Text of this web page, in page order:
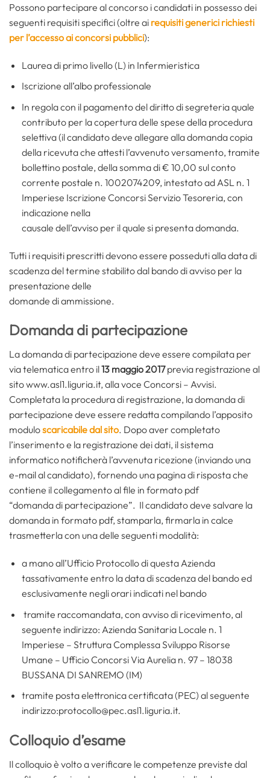
Possono partecipare al concorso i candidati in possesso dei
seguenti requisiti specifici (oltre ai requisiti generici richiesti
per l’accesso ai concorsi pubblici):
Laurea di primo livello (L) in Infermieristica
Iscrizione all’albo professionale
In regola con il pagamento del diritto di segreteria quale
contributo per la copertura delle spese della procedura
selettiva (il candidato deve allegare alla domanda copia
della ricevuta che attesti l’avvenuto versamento, tramite
bollettino postale, della somma di € 10,00 sul conto
corrente postale n. 1002074209, intestato ad ASL n. 1
Imperiese Iscrizione Concorsi Servizio Tesoreria, con
indicazione nella
causale dell’avviso per il quale si presenta domanda.
Tutti i requisiti prescritti devono essere posseduti alla data di
scadenza del termine stabilito dal bando di avviso per la
presentazione delle
domande di ammissione.
Domanda di partecipazione
La domanda di partecipazione deve essere compilata per
via telematica entro il13 maggio 2017previa registrazione al
sito www.asl1.liguria.it, alla voce Concorsi – Avvisi.
Completata la procedura di registrazione, la domanda di
partecipazione deve essere redatta compilando l’apposito
moduloscaricabile dal sito. Dopo aver completato
l’inserimento e la registrazione dei dati, il sistema
informatico notificherà l’avvenuta ricezione (inviando una
e-mail al candidato), fornendo una pagina di risposta che
contiene il collegamento al file in formato pdf
“domanda di partecipazione”. Il candidato deve salvare la
domanda in formato pdf, stamparla, firmarla in calce
trasmetterla con una delle seguenti modalità:
a mano all’Ufficio Protocollo di questa Azienda
tassativamente entro la data di scadenza del bando ed
esclusivamente negli orari indicati nel bando
tramite raccomandata, con avviso di ricevimento, al
seguente indirizzo: Azienda Sanitaria Locale n. 1
Imperiese – Struttura Complessa Sviluppo Risorse
Umane – Ufficio Concorsi Via Aurelia n. 97 – 18038
BUSSANA DI SANREMO (IM)
tramite posta elettronica certificata (PEC) al seguente
indirizzo:protocollo@pec.asl1.liguria.it.
Colloquio d’esame
Il colloquio è volto a verificare le competenze previste dal